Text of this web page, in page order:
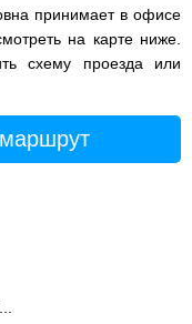
принимает в офисе
на карте ниже.
схему проезда или